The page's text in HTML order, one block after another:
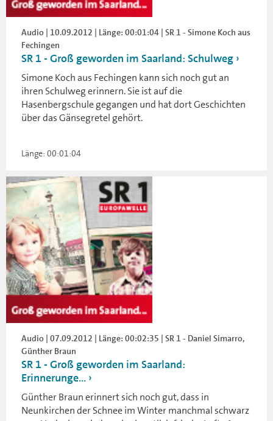
Audio | 10.09.2012 | Länge: 00:01:04 | SR 1 - Simone Koch aus
Fechingen
SR 1 - Groß geworden im Saarland: Schulweg
Simone Koch aus Fechingen kann sich noch gut an
ihren Schulweg erinnern. Sie ist auf die
Hasenbergschule gegangen und hat dort Geschichten
über das Gänsegretel gehört.
Länge: 00:01:04
Audio | 07.09.2012 | Länge: 00:02:35 | SR 1 - Daniel Simarro,
Günther Braun
SR 1 - Groß geworden im Saarland:
Erinnerunge...
Günther Braun erinnert sich noch gut, dass in
Neunkirchen der Schnee im Winter manchmal schwarz